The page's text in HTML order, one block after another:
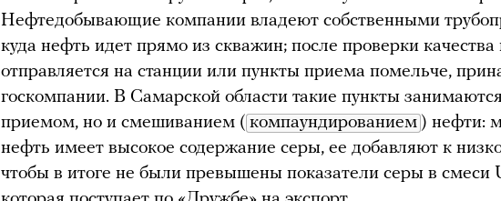
Нефтедобывающие компании владеют собственными
куда нефть идет прямо из скважин; после проверки качества
отправляется на станции или пункты приема помельче,
госкомпании. В Самарской области такие пункты
приемом, но и смешиванием ( компаундированием ) нефти:
нефть имеет высокое содержание серы, ее добавляют к
чтобы в итоге не были превышены показатели серы в смеси